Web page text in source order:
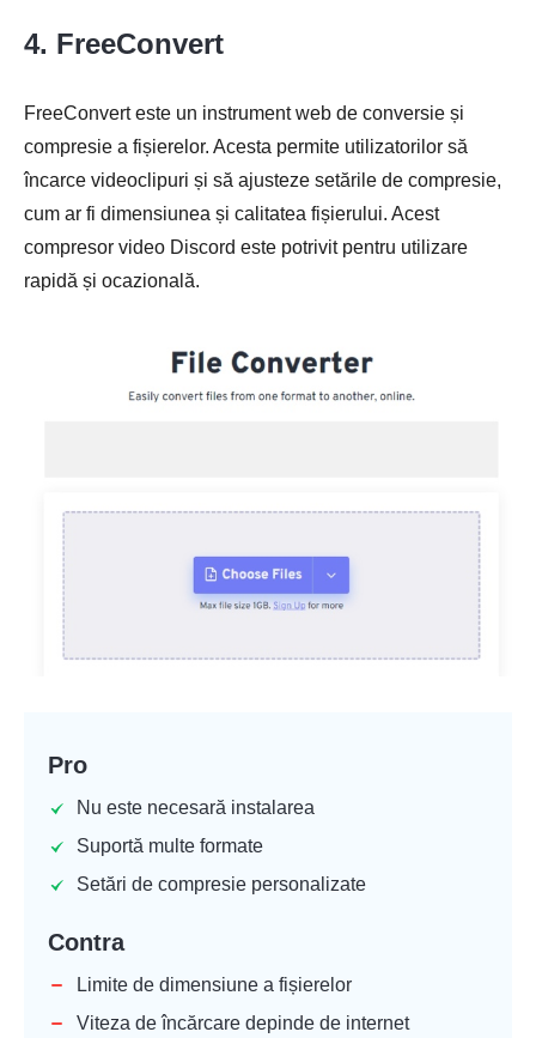
4. FreeConvert
FreeConvert este un instrument web de conversie și
compresie a fișierelor. Acesta permite utilizatorilor să
încarce videoclipuri și să ajusteze setările de compresie,
cum ar fi dimensiunea și calitatea fișierului. Acest
compresor video Discord este potrivit pentru utilizare
rapidă și ocazională.
Pro
Nu este necesară instalarea
Suportă multe formate
Setări de compresie personalizate
Contra
Limite de dimensiune a fișierelor
Viteza de încărcare depinde de internet